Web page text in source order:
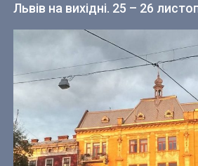
Львів на вихідні. 25 – 26